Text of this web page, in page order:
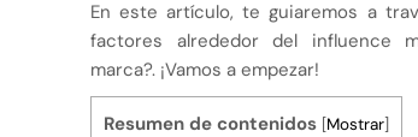
En este artículo, te guiaremos a
factores alrededor del influence
marca?. ¡Vamos a empezar!
Resumen de contenidos [Mostrar]